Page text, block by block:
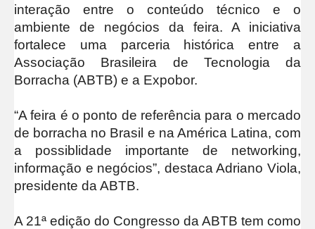
interação entre o conteúdo técnico e o
ambiente de negócios da feira. A iniciativa
fortalece uma parceria histórica entre a
Associação Brasileira de Tecnologia da
Borracha (ABTB) e a Expobor.
“A feira é o ponto de referência para o mercado
de borracha no Brasil e na América Latina, com
a possiblidade importante de networking,
informação e negócios”, destaca Adriano Viola,
presidente da ABTB.
A 21ª edição do Congresso da ABTB tem como